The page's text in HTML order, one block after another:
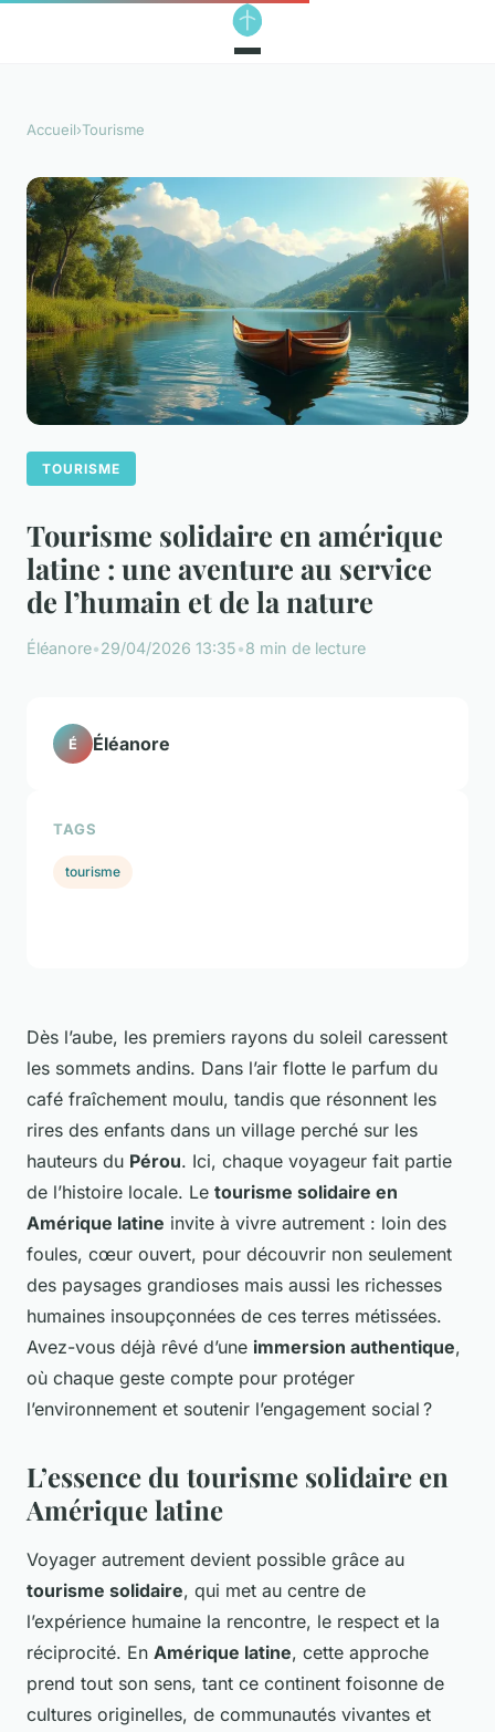
Accueil›Tourisme
TOURISME
Tourisme solidaire en amérique
latine : une aventure au service
de l’humain et de la nature
Éléanore•29/04/2026 13:35•8 min de lecture
Dès l’aube, les premiers rayons du soleil caressent
les sommets andins. Dans l’air flotte le parfum du
café fraîchement moulu, tandis que résonnent les
rires des enfants dans un village perché sur les
hauteurs du Pérou. Ici, chaque voyageur fait partie
de l’histoire locale. Le tourisme solidaire en
Amérique latine invite à vivre autrement : loin des
foules, cœur ouvert, pour découvrir non seulement
des paysages grandioses mais aussi les richesses
humaines insoupçonnées de ces terres métissées.
Avez-vous déjà rêvé d’une immersion authentique,
où chaque geste compte pour protéger
l’environnement et soutenir l’engagement social ?
L’essence du tourisme solidaire en
Amérique latine
Voyager autrement devient possible grâce au
tourisme solidaire, qui met au centre de
l’expérience humaine la rencontre, le respect et la
réciprocité. En Amérique latine, cette approche
prend tout son sens, tant ce continent foisonne de
cultures originelles, de communautés vivantes et
É Éléanore
TAGS
tourisme